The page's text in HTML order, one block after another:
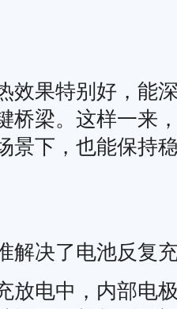
效果特别好，能
桥梁。这样一来
景下，也能保持
解决了电池反复
放电中，内部电